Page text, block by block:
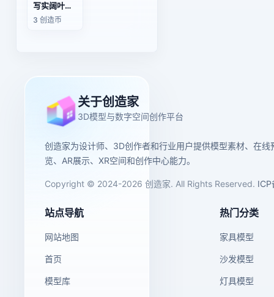
写实阔叶树木橡树园林景观3D模型
3 创造币
关于创造家
3D模型与数字空间创作平台
创造家为设计师、3D创作者和行业用户提供模型素材、在线
览、AR展示、XR空间和创作中心能力。
Copyright © 2024-2026 创造家. All Rights Reserved. ICP
站点导航
网站地图
首页
模型库
热门分类
家具模型
沙发模型
灯具模型